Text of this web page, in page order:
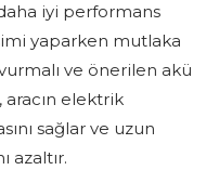
iyi performans
yaparken mutlaka
ve önerilen akü
aracın elektrik
sağlar ve uzun
azaltır.